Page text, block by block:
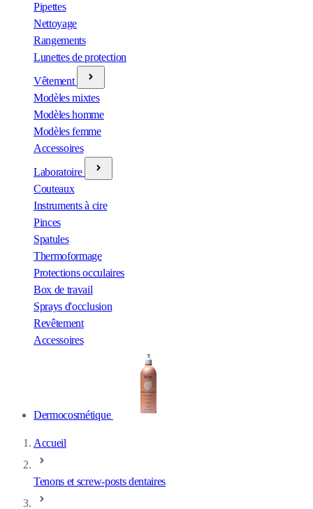
Pipettes
Nettoyage
Rangements
Lunettes de protection
Vêtement
Modèles mixtes
Modèles homme
Modèles femme
Accessoires
Laboratoire
Couteaux
Instruments à cire
Pinces
Spatules
Thermoformage
Protections occulaires
Box de travail
Sprays d'occlusion
Revêtement
Accessoires
Dermocosmétique
Accueil
Tenons et screw-posts dentaires